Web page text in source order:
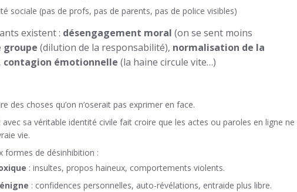
sociale (pas de profs, pas de parents, pas de police visibles)
existent : désengagement moral (on se sent moins
groupe (dilution de la responsabilité), normalisation de la
contagion émotionnelle (la haine circule vite…)
des choses qu’on n’oserait pas exprimer en face.
avec sa véritable identité civile fait croire que les actes ou paroles en ligne ne
vie.
formes de désinhibition :
: insultes, propos haineux, comportements violents.
: confidences personnelles, auto-révélations, entraide plus libre.